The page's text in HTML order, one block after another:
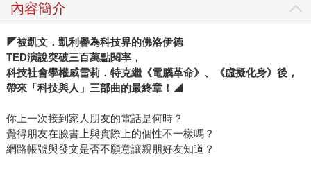
內容簡介
◤被凱文．凱利譽為科技界的佛洛伊德
TED演說突破三百萬點閱率，
科技社會學權威雪莉．特克繼《電腦革命》、《虛擬化身》後，
帶來「科技與人」三部曲的最終章！ ◢
你上一次接到家人朋友的電話是何時？
覺得朋友在臉書上與實際上的個性不一樣嗎？
網路帳號與發文是否不願意讓親朋好友知道？